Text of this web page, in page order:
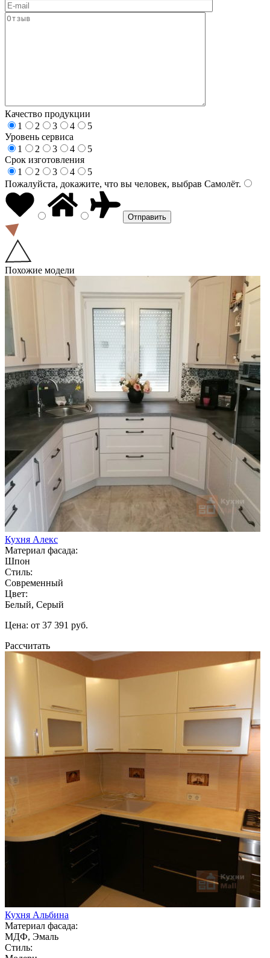
Качество продукции
1
2 3 4
5
Уровень сервиса
1
2 3 4
5
Срок изготовления
1
2 3 4
5
Пожалуйста, докажите, что вы человек, выбрав Самолёт.
Похожие модели
Кухня Алекс
Материал фасада:
Шпон
Стиль:
Современный
Цвет:
Белый, Серый
Цена: от 37 391 руб.
Рассчитать
Кухня Альбина
Материал фасада:
МДФ, Эмаль
Стиль: